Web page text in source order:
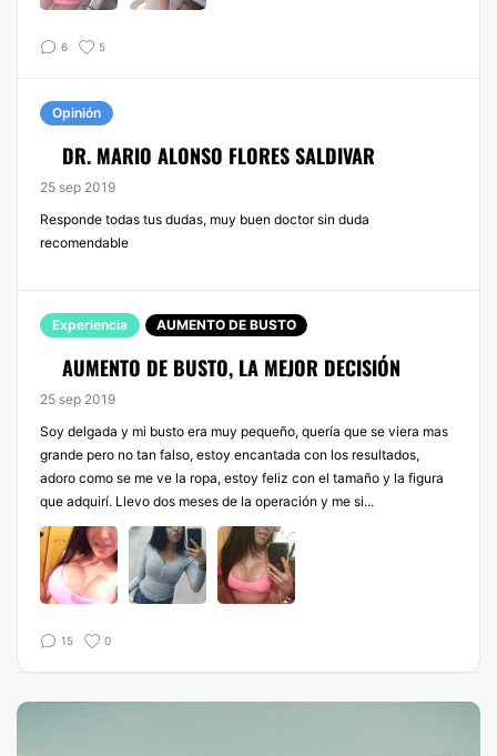
6 5
Opinión
DR. MARIO ALONSO FLORES SALDIVAR
25 sep 2019
Responde todas tus dudas, muy buen doctor sin duda
recomendable
Experiencia AUMENTO DE BUSTO
AUMENTO DE BUSTO, LA MEJOR DECISIÓN
25 sep 2019
Soy delgada y mi busto era muy pequeño, quería que se viera mas
grande pero no tan falso, estoy encantada con los resultados,
adoro como se me ve la ropa, estoy feliz con el tamaño y la figura
que adquirí. Llevo dos meses de la operación y me si...
15 0